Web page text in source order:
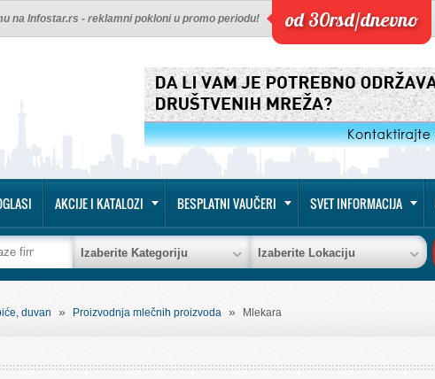
od 30rsd/dnevno
na Infostar.rs - reklamni pokloni u promo periodu!
AKCIJE I KATALOZI BESPLATNI VAUČERI SVET INFORMACIJA
Izaberite Kategoriju Izaberite Lokaciju
duvan » Proizvodnja mlečnih proizvoda » Mlekara